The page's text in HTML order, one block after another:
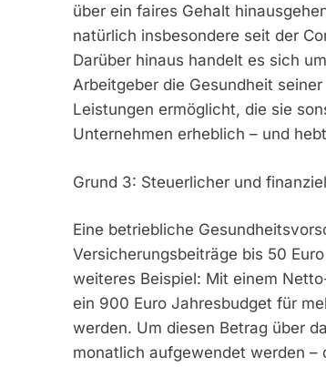
über ein faires Gehalt
natürlich insbesondere seit der
Darüber hinaus handelt es sich
Arbeitgeber die Gesundheit
Leistungen ermöglicht, die sie
Unternehmen erheblich – und
Grund 3: Steuerlicher und
Eine betriebliche
Versicherungsbeiträge bis 50
weiteres Beispiel: Mit einem
ein 900 Euro Jahresbudget für
werden. Um diesen Betrag über
monatlich aufgewendet werden –